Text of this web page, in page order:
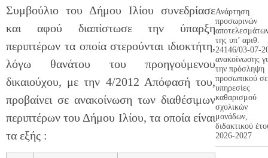
Συμβούλιο του Δήμου Ιλίου συνεδρίασε
και αφού διαπίστωσε την ύπαρξη
περιπτέρων τα οποία στερούνται ιδιοκτήτη,
λόγω θανάτου του προηγούμενου
δικαιούχου, με την 4/2012 Απόφασή του,
προβαίνει σε ανακοίνωση των διαθέσιμων
περιπτέρων του Δήμου Ιλίου, τα οποία είναι
τα εξής :
Ανάρτηση
προσωρινών
της υπ’ αριθ.
24146/03-07-
ανακοίνωσης
την πρόσληψη
προσωπικού σε
υπηρεσίες
καθαρισμού
σχολικών
μονάδων,
διδακτικού
2026-2027